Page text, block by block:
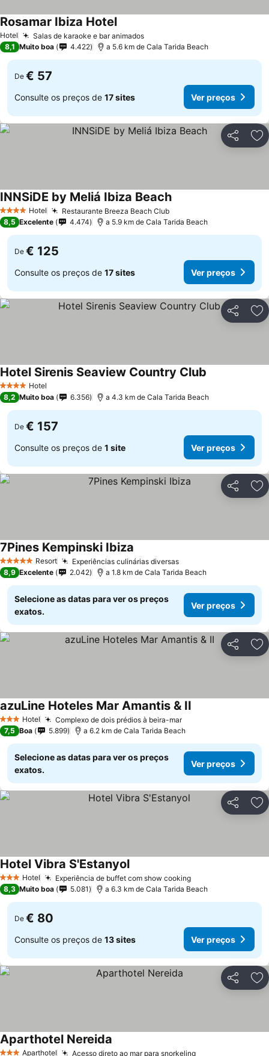
Hotel Salas de karaoke e bar animadosVer preços
Rosamar Ibiza HotelVer preços
8,1 Muito boa 4.422 a 5.6 km de Cala Tarida Beach
De € 57
Consulte os preços de 17 sites Ver preços
Partilhar
4 EstrelasHotel Restaurante Breeza Beach ClubVer preços
INNSiDE by Meliá Ibiza BeachVer preços
8,5 Excelente 4.474 a 5.9 km de Cala Tarida Beach
De € 125
Consulte os preços de 17 sites Ver preços
Partilhar
4 EstrelasHotel
Hotel Sirenis Seaview Country Club
8,2 Muito boa 6.356 a 4.3 km de Cala Tarida Beach
De € 157
Consulte os preços de 1 site Ver preços
Partilhar
5 Estrelas Resort Experiências culinárias diversasVer preços
7Pines Kempinski Ibiza
8,9 Excelente 2.042 a 1.8 km de Cala Tarida Beach
Selecione as datas para ver os preços
exatos.
Ver preços
Partilhar
3 EstrelasHotel Complexo de dois prédios à beira-marVer preços
azuLine Hoteles Mar Amantis & II
7,5 Boa 5.899 a 6.2 km de Cala Tarida Beach
Selecione as datas para ver os preços
exatos.
Ver preços
Partilhar
3 EstrelasHotel Experiência de buffet com show cookingVer preços
Hotel Vibra S'EstanyolVer preços
8,3 Muito boa 5.081 a 6.3 km de Cala Tarida Beach
De € 80
Consulte os preços de 13 sites Ver preços
Partilhar
Aparthotel Acesso direto ao mar para snorkeling
Aparthotel Nereida